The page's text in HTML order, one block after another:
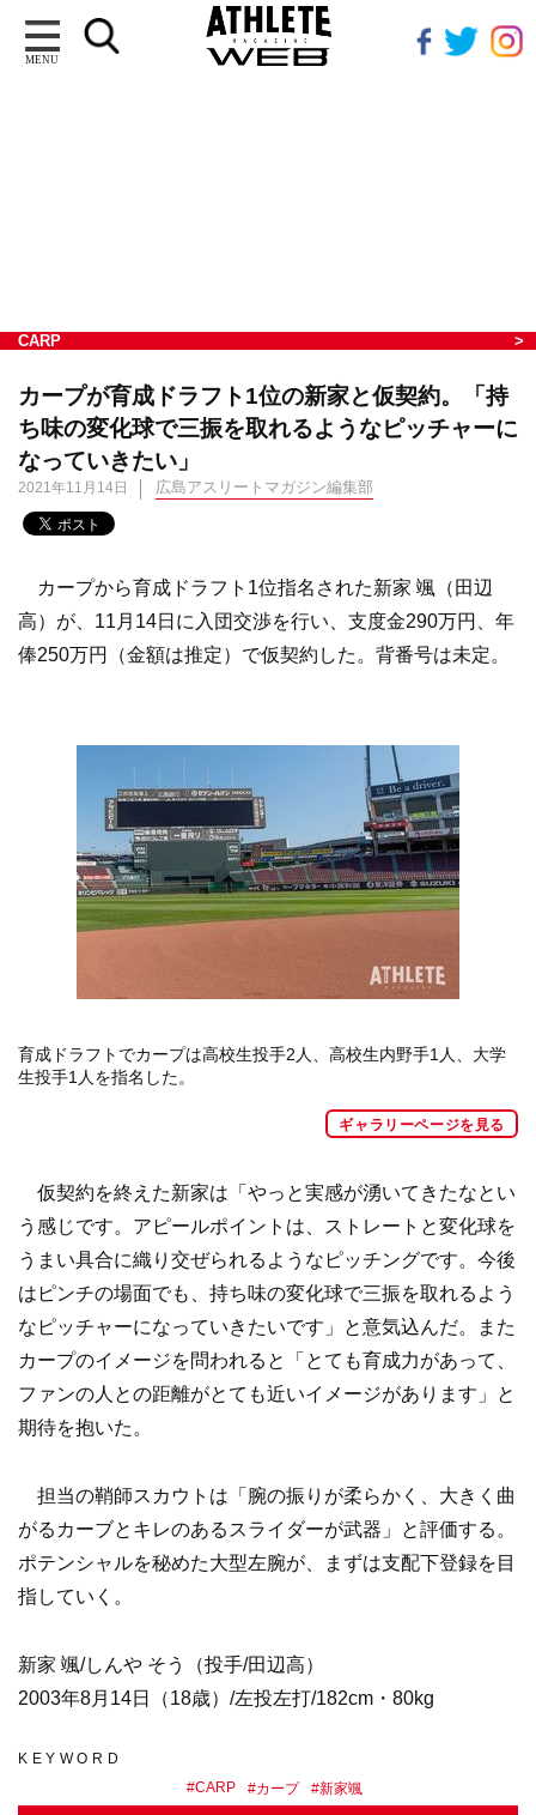
MENU
CARP
カープが育成ドラフト1位の新家と仮契約。「持
ち味の変化球で三振を取れるようなピッチャーに
なっていきたい」
2021年11月14日 広島アスリートマガジン編集部
カープから育成ドラフト1位指名された新家 颯（田辺
高）が、11月14日に入団交渉を行い、 支度金290万円、年
俸250万円（金額は推定）で仮契約した。 背番号は未定。
育成ドラフトでカープは高校生投手2人、高校生内野手1人、 大学
生投手1人を指名した。
ギャラリーページを見る
仮契約を終えた新家は「 やっと実感が湧いてきたなとい
う感じです。アピールポイントは、
ストレートと変化球を
うまい具合に織り交ぜられるようなピッチングです。今後
はピンチの場面でも、 持ち味の変化球で三振を取れるよう
なピッチャーになっていきたいです」と意気込んだ。また
カープのイメージを問われると「 とても育成力があって、
ファンの人との距離がとても近いイメージがあります」
と
期待を抱いた。
担当の鞘師スカウトは「腕の振りが柔らかく、 大きく曲
がるカーブとキレのあるスライダーが武器」と評価する。
ポテンシャルを秘めた大型左腕が、
まずは支配下登録を目
指していく。
新家 颯/しんや そう（投手/田辺高）
2003年8月14日（18歳）/左投左打/182cm・ 80kg
KEYWORD
#CARP #カープ #新家颯